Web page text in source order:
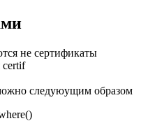
не сертификаты
certif
следуюущим образом